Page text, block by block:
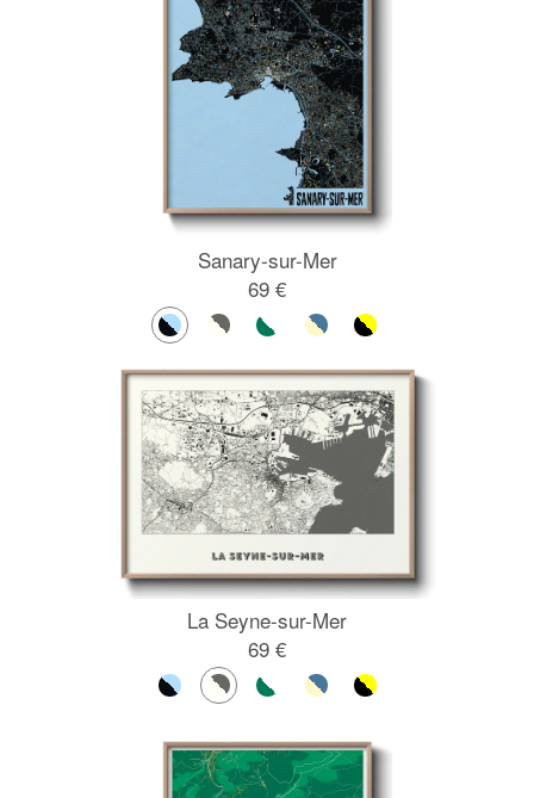
Sanary-sur-Mer
69 €
La Seyne-sur-Mer
69 €